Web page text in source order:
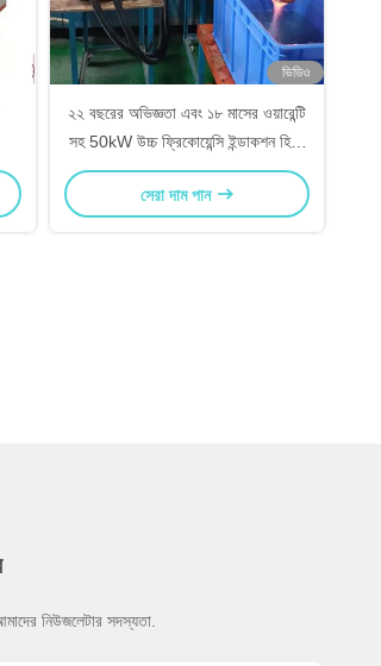
ভিডিও
২২ বছরের অভিজ্ঞতা এবং ১৮ মাসের ওয়ারেন্টি
সহ 50kW উচ্চ ফ্রিকোয়েন্সি ইন্ডাকশন হিটিং
মেশিন
সেরা দাম পান
নিউজলেটার সদস্যতা.